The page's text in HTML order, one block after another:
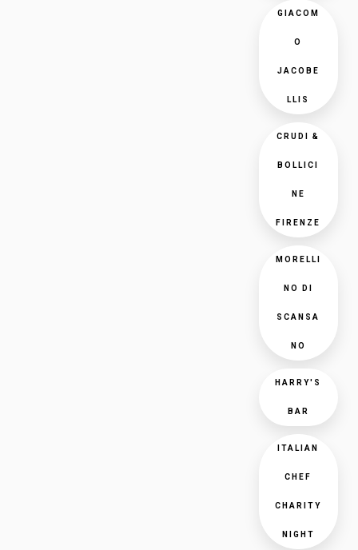
GIACOM
O
JACOBE
LLIS
CRUDI &
BOLLICI
NE
FIRENZE
MORELLI
NO DI
SCANSA
NO
HARRY'S
BAR
ITALIAN
CHEF
CHARITY
NIGHT